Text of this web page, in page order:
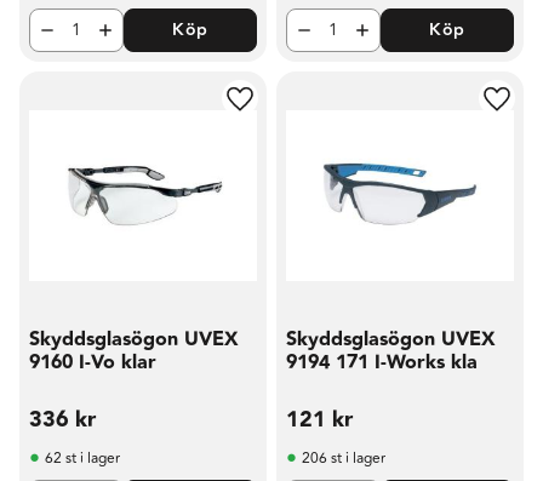
Köp Köp
Skyddsglasögon UVEX
9160 I-Vo klar
336 kr
Lägg till i favoriter
62 st i lager
Skyddsglasögon UVEX
9194 171 I-Works kla
121 kr
206 st i lager